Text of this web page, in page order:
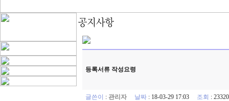
등록서류 작성요령
글쓴이 : 관리자 날짜: 18-03-29 17:03 조회 :